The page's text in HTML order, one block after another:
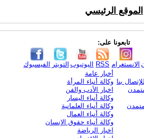
الموقع الرئيسي
تابعونا على:
الفيسبوك التويتر اليوتيوب RSS الانستغرام
بنا
أخبار عامة
وكالة أنباء المرأة
اخبار الأدب والفن
وكالة أنباء اليسار
وكالة أنباء العلمانية
وكالة أنباء العمال
وكالة أنباء حقوق الإنسان
اخبار الرياضة